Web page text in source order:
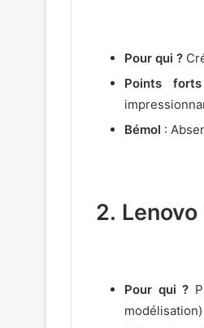
Pour qui ?
Points forts
Bémol :
2. Lenovo
Pour qui ?
modélisation)